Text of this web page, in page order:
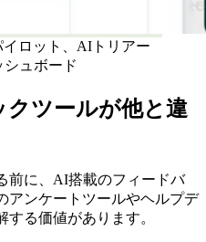
ロット、AIトリアー
シュボード
ツールが他と違
前に、AI搭載のフィードバ
アンケートツールやヘルプデ
る価値があります。